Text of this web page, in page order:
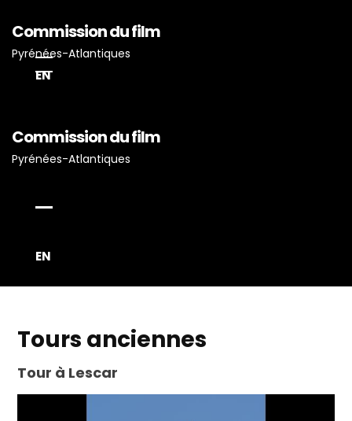
Commission du film
Pyrénées-Atlantiques
EN
Commission du film
Pyrénées-Atlantiques
EN
Vous Avez Un Projet De
Tours anciennes
Tour à Lescar